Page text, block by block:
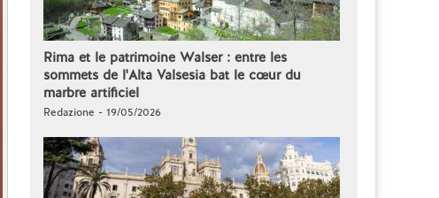
Rima et le patrimoine Walser : entre les
sommets de l'Alta Valsesia bat le cœur du
marbre artificiel
Redazione - 19/05/2026